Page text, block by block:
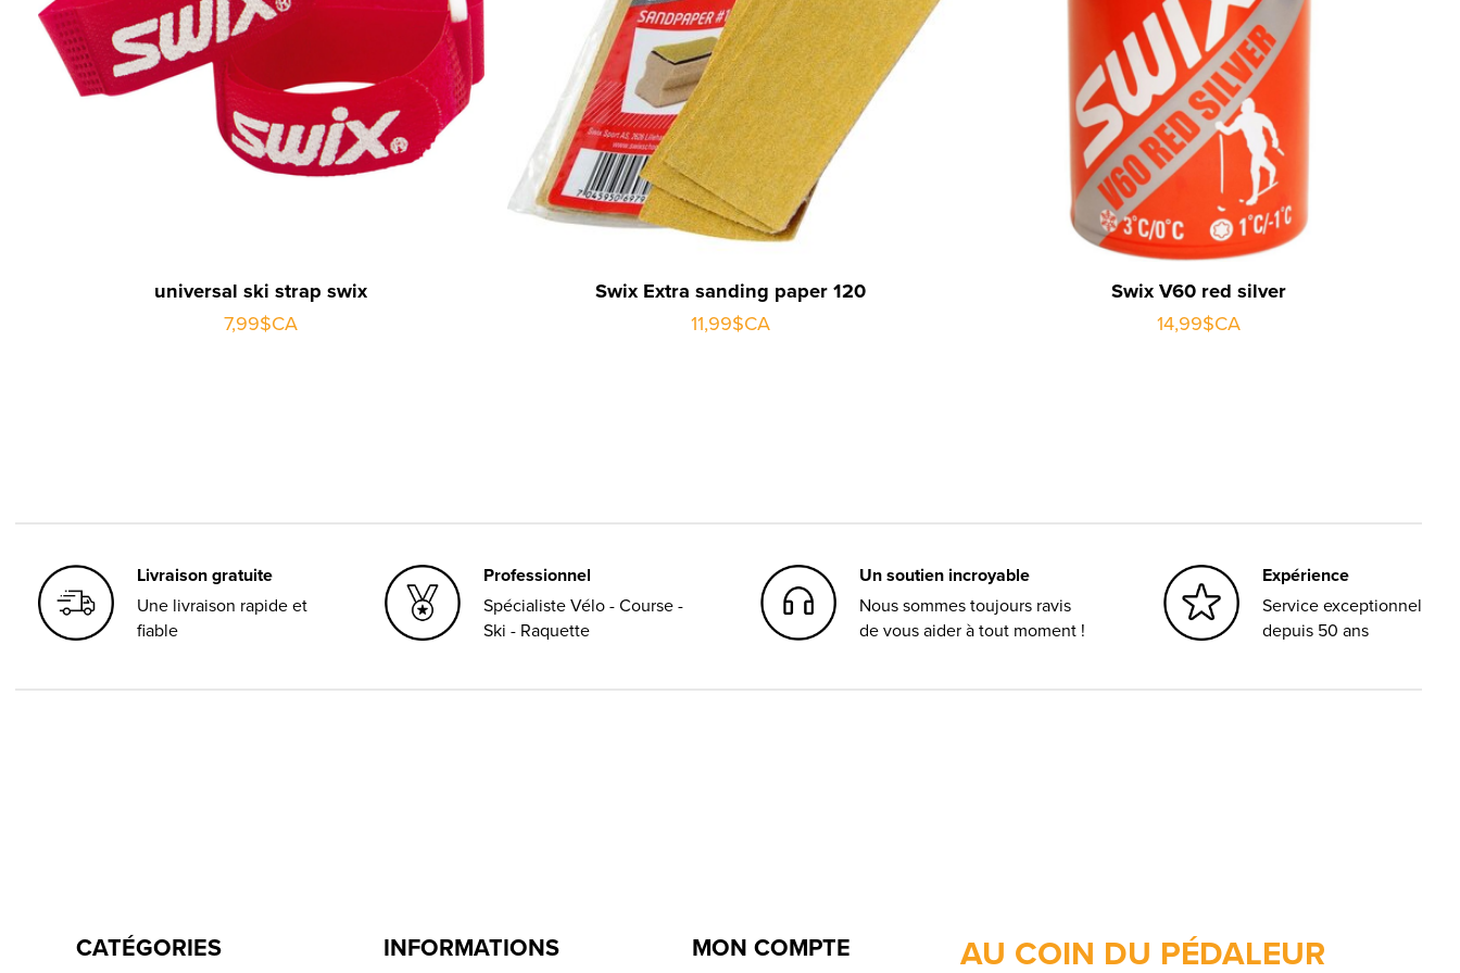
universal ski strap swix
7,99$CA
Swix Extra sanding paper 120
11,99$CA
Swix V60 red silver
14,99$CA
Livraison gratuite
Une livraison rapide et
fiable
Professionnel
Spécialiste Vélo - Course -
Ski - Raquette
Un soutien incroyable
Nous sommes toujours ravis
de vous aider à tout moment !
Expérience
Service exceptionnel
depuis 50 ans
CATÉGORIES INFORMATIONS MON COMPTE AU COIN DU PÉDALEUR